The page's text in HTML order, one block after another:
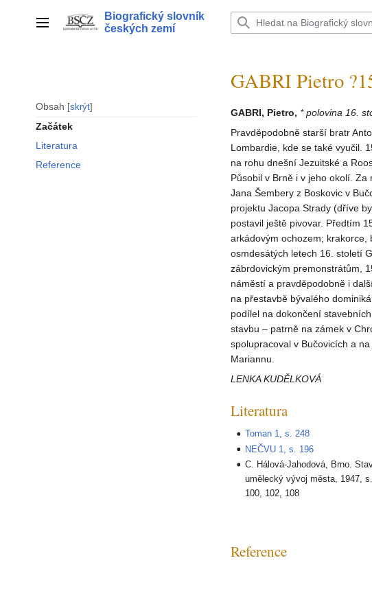
Hlavní menu
Biografický slovník
českých zemí
Obsah skrýt
Začátek
Literatura
Reference
GABRI Pietro
GABRI, Pietro, * polovina 16.
Pravděpodobně starší bratr
Lombardie, kde se také vyučil.
na rohu dnešní Jezuitské a
Působil v Brně i v jeho okolí.
Jana Šembery z Boskovic v
projektu Jacopa Strady (dříve
postavil ještě pivovar. Předtím
arkádovým ochozem; krakorce,
osmdesátých letech 16. století
zábrdovickým premonstrátům,
náměstí a pravděpodobně i
na přestavbě bývalého
podílel na dokončení
stavbu – patrně na zámek v
spolupracoval v Bučovicích a
Mariannu.
LENKA KUDĚLKOVÁ
Literatura
Toman 1, s. 248
NEČVU 1, s. 196
C. Hálová-Jahodová, Brno.
umělecký vývoj města, 1947,
100, 102, 108
Reference